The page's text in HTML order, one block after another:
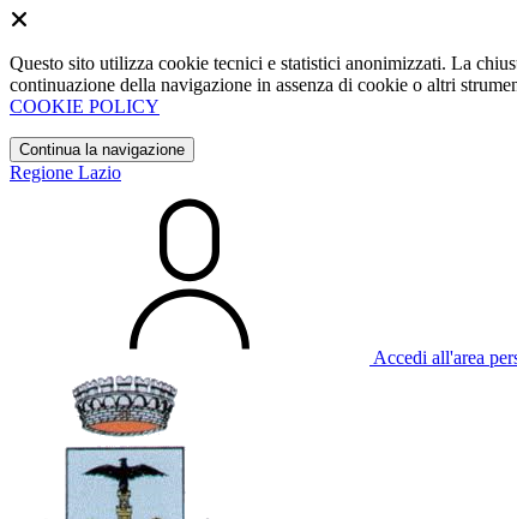
Questo sito utilizza cookie tecnici e statistici anonimizzati. La
continuazione della navigazione in assenza di cookie o altri
COOKIE POLICY
Continua la navigazione
Regione Lazio
Accedi all'area